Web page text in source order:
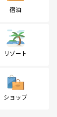
宿泊
リゾート
ショップ